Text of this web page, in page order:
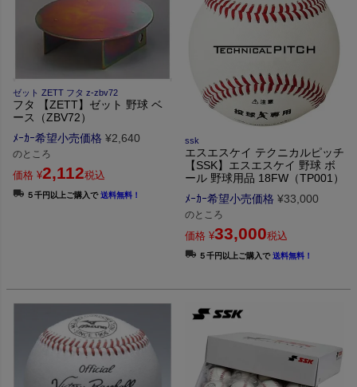
ゼット ZETT フタ z-zbv72
フタ 【ZETT】ゼット 野球 ベ
ース（ZBV72）
ﾒｰｶｰ希望小売価格 ¥2,640
のところ
価格 ¥2,112税込
５千円以上ご購入で送料無料！
ssk
エスエスケイ テクニカルピッチ
【SSK】エスエスケイ 野球 ボ
ール 野球用品 18FW（TP001）
ﾒｰｶｰ希望小売価格 ¥33,000
のところ
価格 ¥33,000税込
５千円以上ご購入で送料無料！